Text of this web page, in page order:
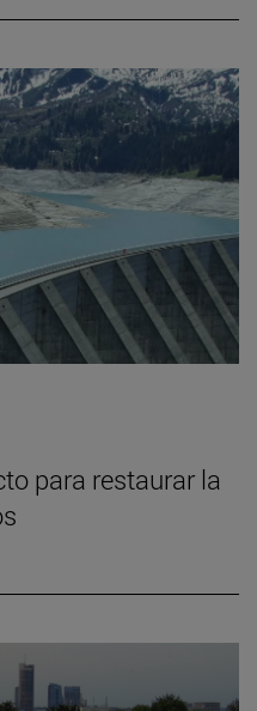
para restaurar la